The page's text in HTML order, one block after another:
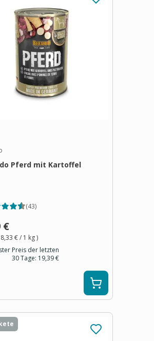
Pferd mit Kartoffel
(43)
€
8,33 €/ 1 kg)
Preis der letzten
30 Tage: 19,39 €